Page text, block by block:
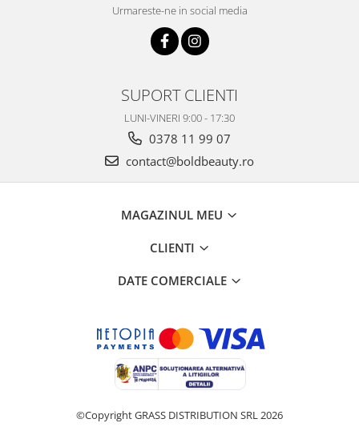
Urmareste-ne in social media
SUPORT CLIENTI
LUNI-VINERI 9:00 - 17:30
0378 11 99 07
contact@boldbeauty.ro
MAGAZINUL MEU
CLIENTI
DATE COMERCIALE
©Copyright GRASS DISTRIBUTION SRL 2026